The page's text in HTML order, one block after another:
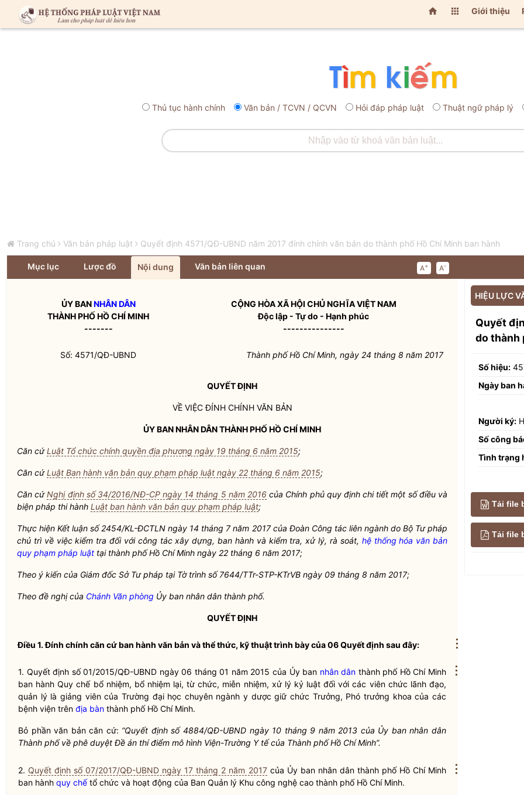
  Giới thiệu
Thủ tục hành chính Văn bản / TCVN / QCVN Hỏi đáp pháp luật Thuật ngữ pháp lý
Trang chủ Văn bản pháp luật Quyết định 4571/QĐ-UBND năm 2017 đính chính văn bản do thành phố Hồ Chí Minh ban hành
Mục lục Lược đồ Nội dung Văn bản liên quan A+ A-
ỦY BANNHÂN DÂN
THÀNH PHỐ HỒ CHÍ MINH
-------
CỘNG HÒA XÃ HỘI CHỦ NGHĨA VIỆT NAM
Độc lập - Tự do - Hạnh phúc
---------------
Số: 4571/QĐ-UBND Thành phố Hồ Chí Minh, ngày 24 tháng 8 năm 2017
QUYẾT ĐỊNH
VỀ VIỆC ĐÍNH CHÍNH VĂN BẢN
ỦY BANNHÂN DÂNTHÀNH PHỐ HỒ CHÍ MINH
Căn cứLuật Tổ chức chính quyền địa phương ngày 19 tháng 6 năm 2015;
Căn cứLuật Ban hành văn bản quy phạm pháp luật ngày 22 tháng 6 năm 2015;
Căn cứNghị định số 34/2016/NĐ-CP ngày 14 tháng 5 năm 2016 của Chính phủ quy định chi tiết một số điều và
biện pháp thi hành Luật ban hành văn bản quy phạm pháp luật;
Thực hiện Kết luận số 2454/KL-ĐCTLN ngày 14 tháng 7 năm 2017 của Đoàn Công tácliên ngành do Bộ Tư pháp
chủ trì về việc kiểm tra đối với công tácxây dựng, ban hành và kiểm tra, xử lý, rà soát, hệ thống hóa văn bản
quy phạm pháp luật tại thành phố Hồ Chí Minh ngày 22 tháng 6 năm 2017;
Theo ý kiến của Giám đốc Sở Tư pháp tại Tờ trình số 7644/TTr-STP-KTrVB ngày 09 tháng 8 năm 2017;
Theo đề nghị của Chánh Văn phòng Ủy ban nhân dân thành phố.
QUYẾT ĐỊNH
Điều 1.Đính chính căn cứ ban hành văn bản và thể thức, kỹ thuật trình bày của 06 Quyết định sau đây:
1. Quyết định số 01/2015/QĐ-UBND ngày 06 tháng 01 năm 2015 của Ủy ban nhân dân thành phố Hồ Chí Minh
ban hànhQuy chếbổ nhiệm, bổ nhiệm lại, từ chức, miễn nhiệm, xử lý kỷ luật đối với các viên chức lãnh đạo,
quản lý là giảng viên của Trường đại học chuyên ngành y dược giữ chức Trưởng, Phó trưởng khoa của các
bệnh viện trên địa bàn thành phố Hồ Chí Minh.
Bỏ phần văn bản căn cứ: “Quyết định số 4884/QĐ-UBND ngày 10 tháng 9 năm 2013 của Ủy bannhân dân
Thành phố về phê duyệt Đề án thí điểm mô hình Viện-Trường Y tế của Thành phố Hồ Chí Minh”.
2. Quyết định số 07/2017/QĐ-UBND ngày 17 tháng 2 năm 2017của Ủy ban nhân dânthành phố Hồ Chí Minh
ban hành quy chếtổ chức và hoạt động của Ban Quản lý Khu công nghệ cao thành phố Hồ Chí Minh.
HIỆU LỰC
Quyết
do thành
Số hiệu:
Ngày ban
Người ký:
Số công
Tình trạng
Tải file
Tải file
⋮
⋮
⋮